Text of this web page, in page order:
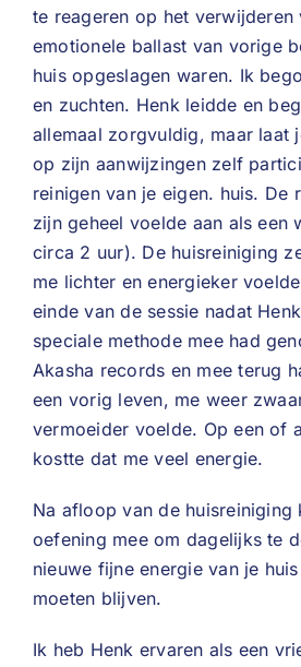
te reageren op het verwijderen
emotionele ballast van vorige
huis opgeslagen waren. Ik
en zuchten. Henk leidde en
allemaal zorgvuldig, maar laat
op zijn aanwijzingen zelf
reinigen van je eigen. huis. De
zijn geheel voelde aan als een
circa 2 uur). De huisreiniging
me lichter en energieker
einde van de sessie nadat
speciale methode mee had
Akasha records en mee terug
een vorig leven, me weer
vermoeider voelde. Op een of
kostte dat me veel energie.
Na afloop van de huisreiniging
oefening mee om dagelijks te
nieuwe fijne energie van je
moeten blijven.
Ik heb Henk ervaren als een